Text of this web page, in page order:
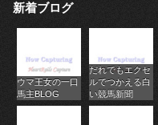
新着ブログ
ウマ王女の一口
馬主BLOG
だれでもエクセ
ルでつかえる白
い競馬新聞